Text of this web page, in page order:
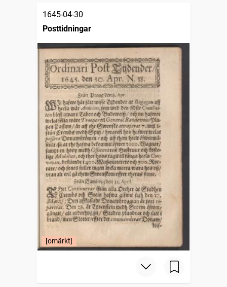
1645-04-30
Posttidningar
[omärkt]